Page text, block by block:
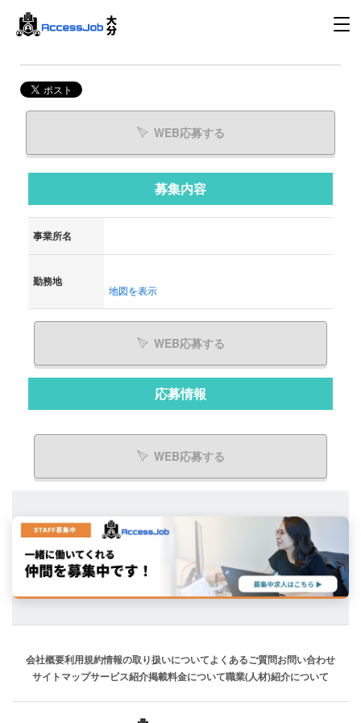
WEB応募する
募集内容
事業所名
勤務地
地図を表示
WEB応募する
応募情報
WEB応募する
会社概要利用規約情報の取り扱いについてよくあるご質問お問い合わせ
サイトマップサービス紹介掲載料金について職業(人材)紹介について